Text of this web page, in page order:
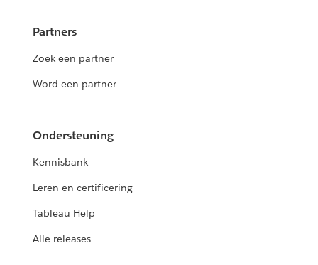
Partners
Zoek een partner
Word een partner
Ondersteuning
Kennisbank
Leren en certificering
Tableau Help
Alle releases